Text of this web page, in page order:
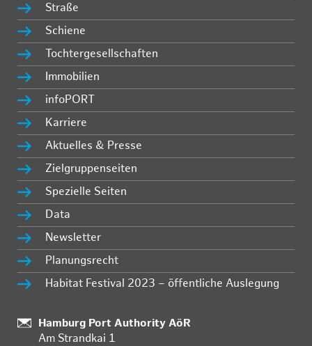
Straße
Schiene
Tochtergesellschaften
Immobilien
infoPORT
Karriere
Aktuelles & Presse
Zielgruppenseiten
Spezielle Seiten
Data
Newsletter
Planungsrecht
Habitat Festival 2023 – öffentliche Auslegung
:
Hamburg Port Authority AöR
Am Strandkai 1